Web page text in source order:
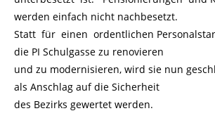
werden einfach nicht nachbesetzt.
Statt für einen ordentlichen
die PI Schulgasse zu renovieren
und zu modernisieren, wird sie nun
als Anschlag auf die Sicherheit
des Bezirks gewertet werden.